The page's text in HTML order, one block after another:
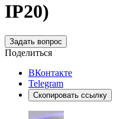
IP20)
Задать вопрос
Поделиться
ВКонтакте
Telegram
Скопировать ссылку